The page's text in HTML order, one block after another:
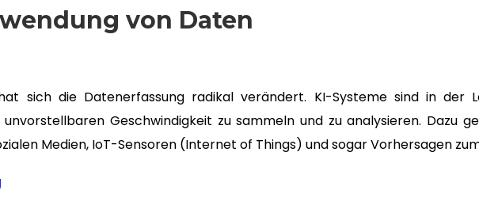
von Daten
sich die Datenerfassung radikal verändert. KI-Systeme sind in der
Geschwindigkeit zu sammeln und zu analysieren. Dazu
Medien, IoT-Sensoren (Internet of Things) und sogar Vorhersagen